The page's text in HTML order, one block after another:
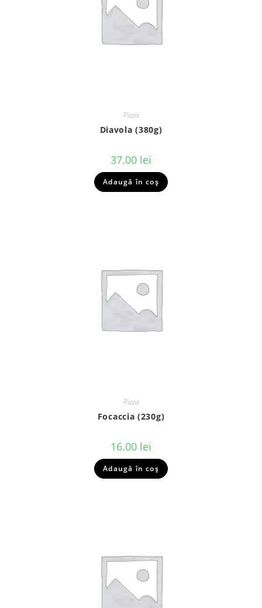
Pizza
Diavola (380g)
37.00 lei
Adaugă în coș
Pizza
Focaccia (230g)
16.00 lei
Adaugă în coș